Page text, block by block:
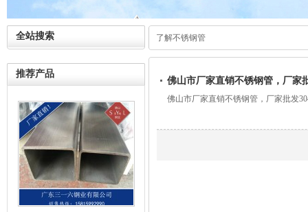
全站搜索
推荐产品
了解不锈钢管
佛山市厂家直销不锈钢管，厂家
佛山市厂家直销不锈钢管，厂家批发